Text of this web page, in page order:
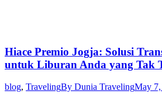
Hiace Premio Jogja: Solusi
untuk Liburan Anda yang Tak
blog, TravelingBy Dunia TravelingMay